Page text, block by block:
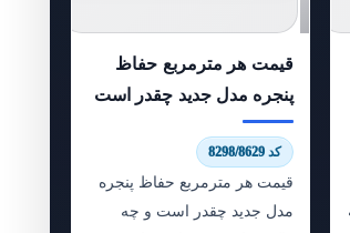
قیمت هر مترمربع حفاظ
پنجره مدل جدید چقدر است
کد 8298/8629
قیمت هر مترمربع حفاظ پنجره
مدل جدید چقدر است و چه